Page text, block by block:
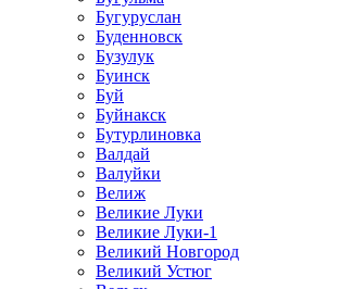
Бугуруслан
Буденновск
Бузулук
Буинск
Буй
Буйнакск
Бутурлиновка
Валдай
Валуйки
Велиж
Великие Луки
Великие Луки-1
Великий Новгород
Великий Устюг